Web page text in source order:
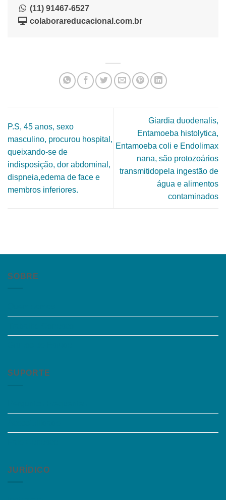
(11) 91467-6527
colaborareducacional.com.br
P.S, 45 anos, sexo
masculino, procurou hospital,
queixando-se de
indisposição, dor abdominal,
dispneia,edema de face e
membros inferiores.
Giardia duodenalis,
Entamoeba histolytica,
Entamoeba coli e Endolimax
nana, são protozoários
transmitidopela ingestão de
água e alimentos
contaminados
SOBRE
SUPORTE
JURÍDICO